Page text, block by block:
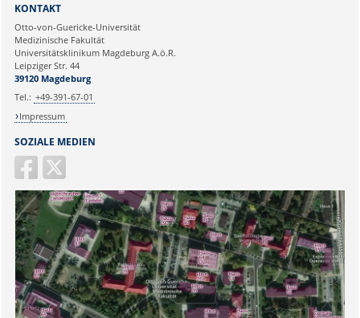
Ihre E-Mailadresse:
Ihr Anliegen:
SOZIALE MEDIEN
KONTAKT
Otto-von-Guericke-Universität
Medizinische Fakultät
Universitätsklinikum Magdeburg A.ö.R.
Leipziger Str. 44
39120 Magdeburg
Tel.: +49-391-67-01
Impressum